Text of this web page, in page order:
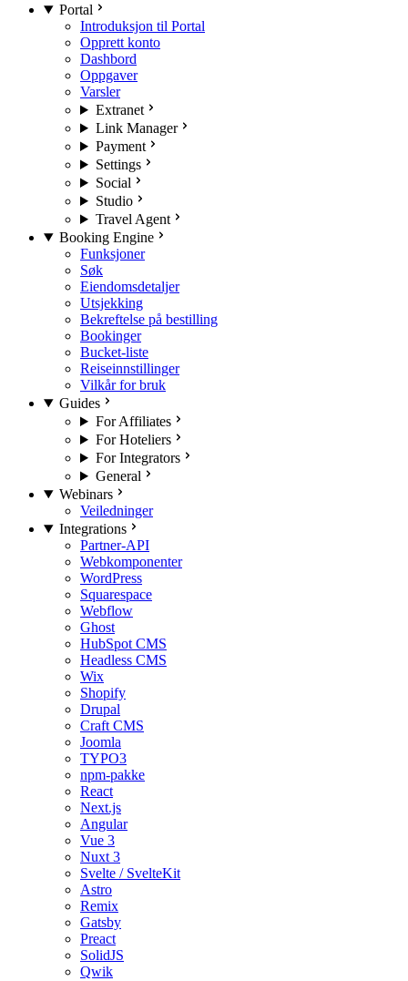
Portal
Introduksjon til Portal
Opprett konto
Dashbord
Oppgaver
Varsler
Extranet
Link Manager
Payment
Settings
Social
Studio
Travel Agent
Booking Engine
Funksjoner
Søk
Eiendomsdetaljer
Utsjekking
Bekreftelse på bestilling
Bookinger
Bucket-liste
Reiseinnstillinger
Vilkår for bruk
Guides
For Affiliates
For Hoteliers
For Integrators
General
Webinars
Veiledninger
Integrations
Partner-API
Webkomponenter
WordPress
Squarespace
Webflow
Ghost
HubSpot CMS
Headless CMS
Wix
Shopify
Drupal
Craft CMS
Joomla
TYPO3
npm-pakke
React
Next.js
Angular
Vue 3
Nuxt 3
Svelte / SvelteKit
Astro
Remix
Gatsby
Preact
SolidJS
Qwik